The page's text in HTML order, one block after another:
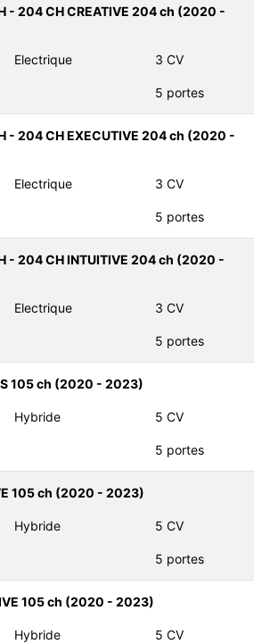
- 204 CH CREATIVE 204 ch (2020 -
Electrique 3 CV
5 portes
- 204 CH EXECUTIVE 204 ch (2020 -
Electrique 3 CV
5 portes
- 204 CH INTUITIVE 204 ch (2020 -
Electrique 3 CV
5 portes
105 ch (2020 - 2023)
Hybride 5 CV
5 portes
105 ch (2020 - 2023)
Hybride 5 CV
5 portes
105 ch (2020 - 2023)
Hybride 5 CV